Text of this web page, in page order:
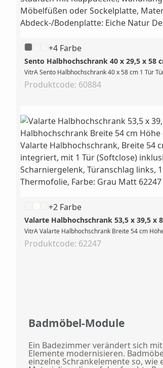
+4 Farbe
Sento Halbhochschrank 40 x 29,5 x 58
VitrA Sento Halbhochschrank 40 x 58 cm 1 Tür
Produktcode: 60884
+2 Farbe
Valarte Halbhochschrank 53,5 x 39,5 x
VitrA Valarte Halbhochschrank Breite 54 cm
Produktcode: 62247
Badmöbel-Module
Ein Badezimmer verändert sich
Elemente modernisieren.
einzelne Schrankelemente so,